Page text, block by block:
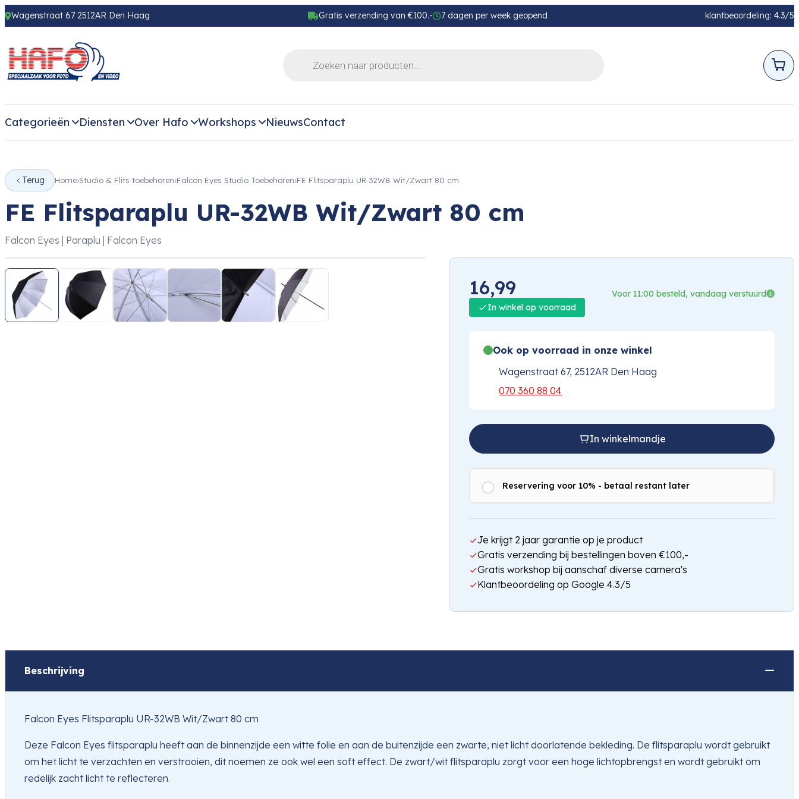
Wagenstraat 67 2512AR Den Haag Gratis verzending van €100.- 7 dagen per week geopend klantbeoordeling: 4.3/5
Categorieën Diensten Over Hafo Workshops NieuwsContact
Terug Home Studio & Flits toebehoren Falcon Eyes Studio Toebehoren FE Flitsparaplu UR-32WB Wit/Zwart 80 cm
FE Flitsparaplu UR-32WB Wit/Zwart 80 cm
Falcon Eyes | Paraplu | Falcon Eyes
‹ ›
16,99
Voor 11:00 besteld, vandaag verstuurd
In winkel op voorraad
Ook op voorraad in onze winkel
Wagenstraat 67, 2512AR Den Haag
070 360 88 04
In winkelmandje
Reservering voor 10% - betaal restant later
Je krijgt 2 jaar garantie op je product
Gratis verzending bij bestellingen boven €100,-
Gratis workshop bij aanschaf diverse camera's
Klantbeoordeling op Google 4.3/5
Beschrijving
Falcon Eyes Flitsparaplu UR-32WB Wit/Zwart 80 cm
Deze Falcon Eyes flitsparaplu heeft aan de binnenzijde een witte folie en aan de buitenzijde een zwarte, niet licht doorlatende bekleding. De flitsparaplu wordt gebruikt
om het licht te verzachten en verstrooien, dit noemen ze ook wel een soft effect. De zwart/wit flitsparaplu zorgt voor een hoge lichtopbrengst en wordt gebruikt om
redelijk zacht licht te reflecteren.